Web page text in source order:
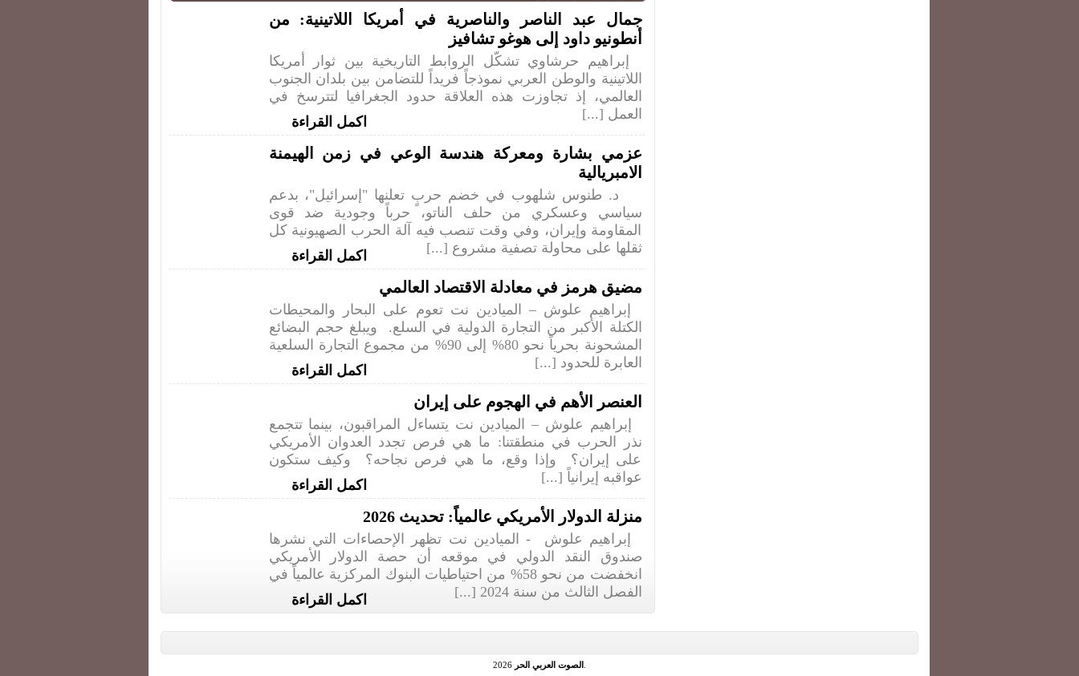
جمال عبد الناصر والناصرية في أمريكا اللاتينية: من
أنطونيو داود إلى هوغو تشافيز
إبراهيم حرشاوي تشكّل الروابط التاريخية بين ثوار أمريكا
اللاتينية والوطن العربي نموذجاً فريداً للتضامن بين بلدان الجنوب
العالمي، إذ تجاوزت هذه العلاقة حدود الجغرافيا لتترسخ في
العمل [...]
اكمل القراءة
عزمي بشارة ومعركة هندسة الوعي في زمن الهيمنة
الامبريالية
د. طنوس شلهوب في خضم حربٍ تعلنها "إسرائيل"، بدعم
سياسي وعسكري من حلف الناتو، حرباً وجودية ضد قوى
المقاومة وإيران، وفي وقت تنصب فيه آلة الحرب الصهيونية كل
ثقلها على محاولة تصفية مشروع [...]
اكمل القراءة
مضيق هرمز في معادلة الاقتصاد العالمي
إبراهيم علوش – الميادين نت تعوم على البحار والمحيطات
الكتلة الأكبر من التجارة الدولية في السلع. ويبلغ حجم البضائع
المشحونة بحرياً نحو 80% إلى 90% من مجموع التجارة السلعية
العابرة للحدود [...]
اكمل القراءة
العنصر الأهم في الهجوم على إيران
إبراهيم علوش – الميادين نت يتساءل المراقبون، بينما تتجمع
نذر الحرب في منطقتنا: ما هي فرص تجدد العدوان الأمريكي
على إيران؟ وإذا وقع، ما هي فرص نجاحه؟ وكيف ستكون
عواقبه إيرانياً [...]
اكمل القراءة
منزلة الدولار الأمريكي عالمياً: تحديث 2026
إبراهيم علوش - الميادين نت تظهر الإحصاءات التي نشرها
صندوق النقد الدولي في موقعه أن حصة الدولار الأمريكي
انخفضت من نحو 58% من احتياطيات البنوك المركزية عالمياً في
الفصل الثالث من سنة 2024 [...]
اكمل القراءة
2026 الصوت العربي الحر